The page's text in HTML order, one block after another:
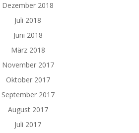
Dezember 2018
Juli 2018
Juni 2018
März 2018
November 2017
Oktober 2017
September 2017
August 2017
Juli 2017